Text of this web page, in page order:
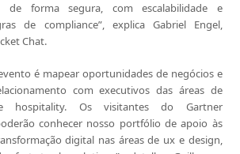
de forma segura, com escalabilidade e
de compliance”, explica Gabriel Engel,
Chat.
é mapear oportunidades de negócios e
com executivos das áreas de
hospitality. Os visitantes do Gartner
conhecer nosso portfólio de apoio às
digital nas áreas de ux e design,